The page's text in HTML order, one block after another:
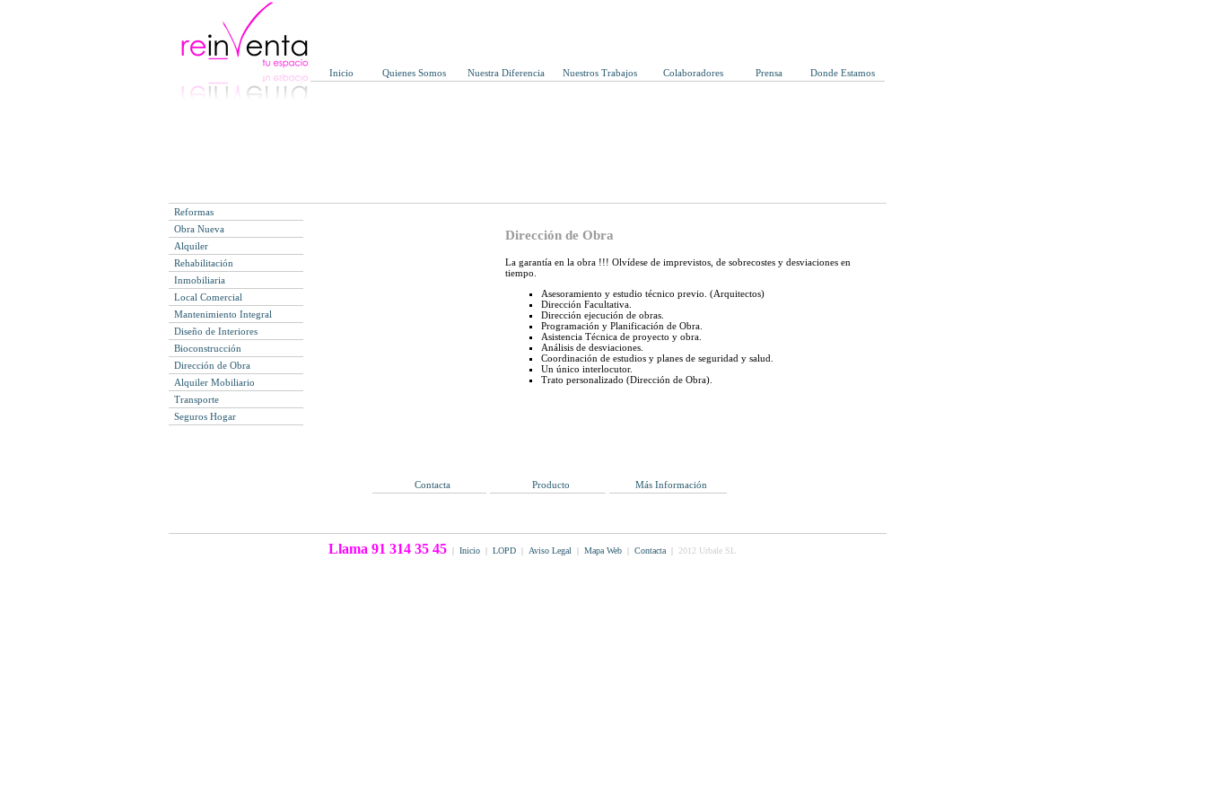
Inicio Quienes Somos Nuestra Diferencia Nuestros Trabajos Colaboradores Prensa Donde Estamos
Reformas
Obra Nueva
Alquiler
Rehabilitación
Inmobiliaria
Local Comercial
Mantenimiento Integral
Diseño de Interiores
Bioconstrucción
Dirección de Obra
Alquiler Mobiliario
Transporte
Seguros Hogar
Dirección de Obra
La garantía en la obra !!! Olvídese de imprevistos, de sobrecostes y desviaciones en
tiempo.
Asesoramiento y estudio técnico previo. (Arquitectos)
Dirección Facultativa.
Dirección ejecución de obras.
Programación y Planificación de Obra.
Asistencia Técnica de proyecto y obra.
Análisis de desviaciones.
Coordinación de estudios y planes de seguridad y salud.
Un único interlocutor.
Trato personalizado (Dirección de Obra).
Contacta Producto Más Información
Llama 91 314 35 45 | Inicio | LOPD | Aviso Legal | Mapa Web | Contacta | 2012 Urbale SL